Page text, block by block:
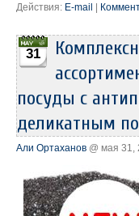
Действия: E-mail |
31
посуды с
деликатным
Али Ортаханов @ мая 31,